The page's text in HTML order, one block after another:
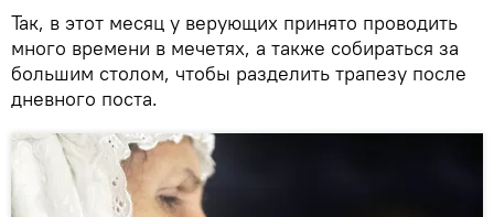
Так, в этот месяц у верующих принято проводить
много времени в мечетях, а также собираться за
большим столом, чтобы разделить трапезу после
дневного поста.